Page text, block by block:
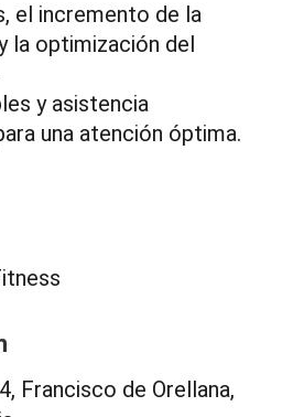
el incremento de la
la optimización del
y asistencia
una atención óptima.
Francisco de Orellana,